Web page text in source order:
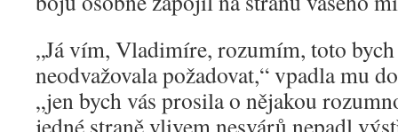
„Já vím, Vladimíre, rozumím, toto
neodvažovala požadovat,“ vpadla mu
„jen bych vás prosila o nějakou
jedné straně vlivem nesvárů nepadl